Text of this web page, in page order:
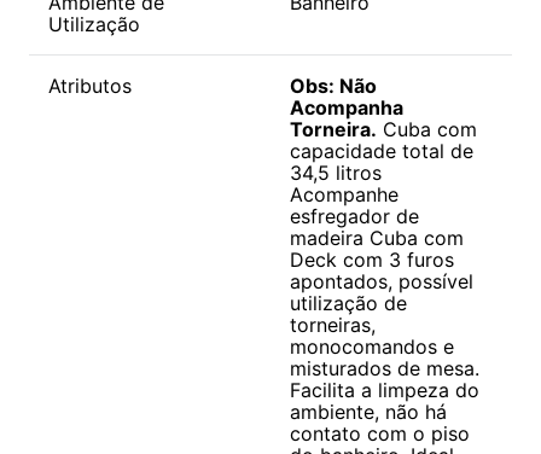
Utilização
Atributos
Obs: Não
Acompanha
Torneira. Cuba com
capacidade total de
34,5 litros
Acompanhe
esfregador de
madeira Cuba com
Deck com 3 furos
apontados, possível
utilização de
torneiras,
monocomandos e
misturados de mesa.
Facilita a limpeza do
ambiente, não há
contato com o piso